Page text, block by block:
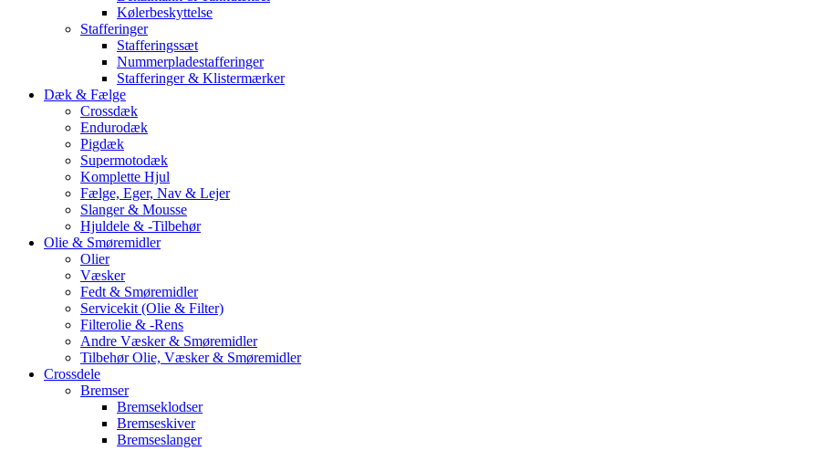
Kølerbeskyttelse
Stafferinger
Stafferingssæt
Nummerpladestafferinger
Stafferinger & Klistermærker
Dæk & Fælge
Crossdæk
Endurodæk
Pigdæk
Supermotodæk
Komplette Hjul
Fælge, Eger, Nav & Lejer
Slanger & Mousse
Hjuldele & -Tilbehør
Olie & Smøremidler
Olier
Væsker
Fedt & Smøremidler
Servicekit (Olie & Filter)
Filterolie & -Rens
Andre Væsker & Smøremidler
Tilbehør Olie, Væsker & Smøremidler
Crossdele
Bremser
Bremseklodser
Bremseskiver
Bremseslanger